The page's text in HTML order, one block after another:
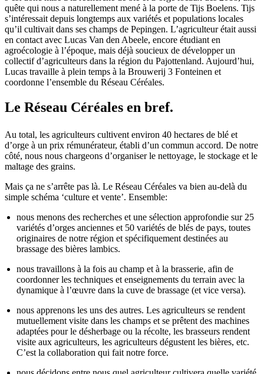
quête qui nous a naturellement mené à la porte de Tijs Boelens. Tijs
s’intéressait depuis longtemps aux variétés et populations locales
qu’il cultivait dans ses champs de Pepingen. L’agriculteur était aussi
en contact avec Lucas Van den Abeele, encore étudiant en
agroécologie à l’époque, mais déjà soucieux de développer un
collectif d’agriculteurs dans la région du Pajottenland. Aujourd’hui,
Lucas travaille à plein temps à la Brouwerij 3 Fonteinen et
coordonne l’ensemble du Réseau Céréales.
Le Réseau Céréales en bref.
Au total, les agriculteurs cultivent environ 40 hectares de blé et
d’orge à un prix rémunérateur, établi d’un commun accord. De notre
côté, nous nous chargeons d’organiser le nettoyage, le stockage et le
maltage des grains.
Mais ça ne s’arrête pas là. Le Réseau Céréales va bien au-delà du
simple schéma ‘culture et vente’. Ensemble:
nous menons des recherches et une sélection approfondie sur 25
variétés d’orges anciennes et 50 variétés de blés de pays, toutes
originaires de notre région et spécifiquement destinées au
brassage des bières lambics.
nous travaillons à la fois au champ et à la brasserie, afin de
coordonner les techniques et enseignements du terrain avec la
dynamique à l’œuvre dans la cuve de brassage (et vice versa).
nous apprenons les uns des autres. Les agriculteurs se rendent
mutuellement visite dans les champs et se prêtent des machines
adaptées pour le désherbage ou la récolte, les brasseurs rendent
visite aux agriculteurs, les agriculteurs dégustent les bières, etc.
C’est la collaboration qui fait notre force.